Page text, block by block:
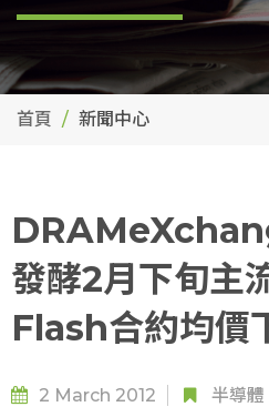
首頁 新聞中心
發酵2月下旬主
Flash合約均價
2 March 2012 半導體